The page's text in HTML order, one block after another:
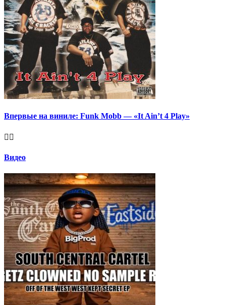
Впервые на виниле: Funk Mobb — «It Ain’t 4 Play»
 
Видео